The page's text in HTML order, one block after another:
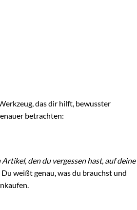
das dir hilft, bewusster
betrachten:
den du vergessen hast, auf deine
weißt genau, was du brauchst und